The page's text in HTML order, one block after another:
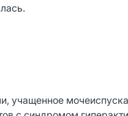
учащенное